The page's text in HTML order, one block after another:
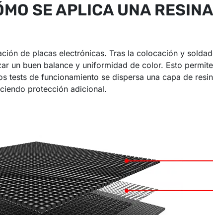
SE APLICA UNA
de placas electrónicas. Tras la colocación y
un buen balance y uniformidad de color. Esto
tests de funcionamiento se dispersa una capa de
protección adicional.